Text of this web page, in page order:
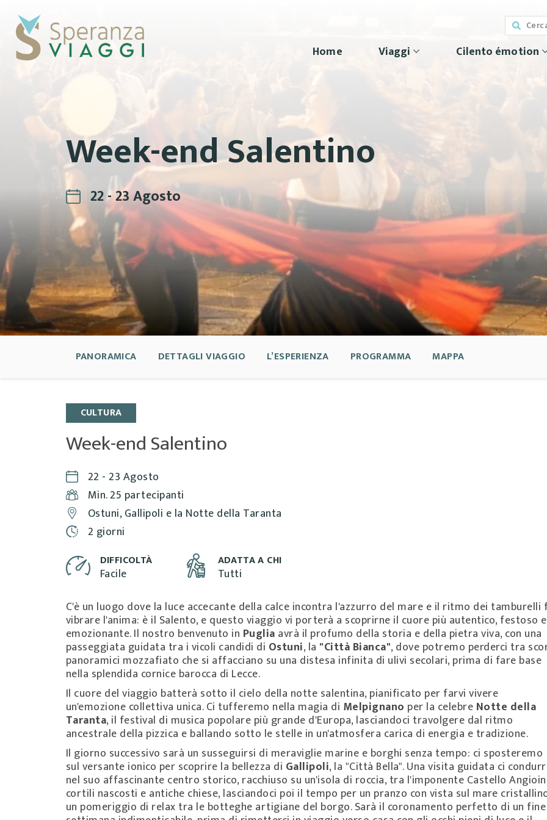
Home Viaggi Cilento émotion
Week-end Salentino
22 - 23 Agosto
PANORAMICA DETTAGLI VIAGGIO L’ESPERIENZA PROGRAMMA MAPPA
CULTURA
Week-end Salentino
22 - 23 Agosto
Min. 25 partecipanti
Ostuni, Gallipoli e la Notte della Taranta
2 giorni
DIFFICOLTÀ
Facile
ADATTA A CHI
Tutti
C'è un luogo dove la luce accecante della calce incontra l'azzurro del mare e il ritmo dei tamburelli
vibrare l'anima: è il Salento, e questo viaggio vi porterà a scoprirne il cuore più autentico, festoso
emozionante. Il nostro benvenuto in Puglia avrà il profumo della storia e della pietra viva, con una
passeggiata guidata tra i vicoli candidi di Ostuni, la "Città Bianca", dove potremo perderci tra
panoramici mozzafiato che si affacciano su una distesa infinita di ulivi secolari, prima di fare base
nella splendida cornice barocca di Lecce.
Il cuore del viaggio batterà sotto il cielo della notte salentina, pianificato per farvi vivere
un'emozione collettiva unica. Ci tufferemo nella magia di Melpignano per la celebre Notte della
Taranta, il festival di musica popolare più grande d'Europa, lasciandoci travolgere dal ritmo
ancestrale della pizzica e ballando sotto le stelle in un'atmosfera carica di energia e tradizione.
Il giorno successivo sarà un susseguirsi di meraviglie marine e borghi senza tempo: ci sposteremo
sul versante ionico per scoprire la bellezza di Gallipoli, la "Città Bella". Una visita guidata ci
nel suo affascinante centro storico, racchiuso su un'isola di roccia, tra l'imponente Castello
cortili nascosti e antiche chiese, lasciandoci poi il tempo per un pranzo con vista sul mare
un pomeriggio di relax tra le botteghe artigiane del borgo. Sarà il coronamento perfetto di un fine